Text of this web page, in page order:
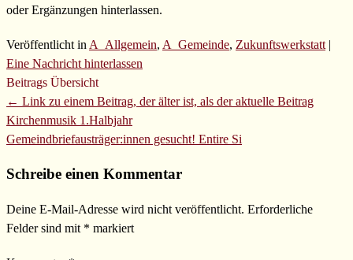
oder Ergänzungen hinterlassen.
Veröffentlicht in A_Allgemein, A_Gemeinde, Zukunftswerkstatt |
Eine Nachricht hinterlassen
Beitrags Übersicht
← Link zu einem Beitrag, der älter ist, als der aktuelle Beitrag
Kirchenmusik 1.Halbjahr
Gemeindbriefausträger:innen gesucht! Entire Si
Schreibe einen Kommentar
Deine E-Mail-Adresse wird nicht veröffentlicht. Erforderliche
Felder sind mit * markiert